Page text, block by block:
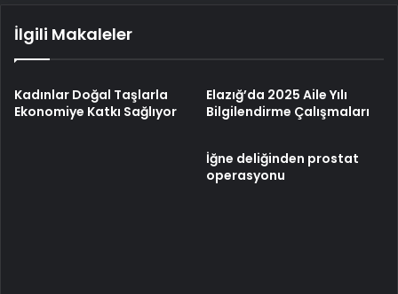
İlgili Makaleler
Kadınlar Doğal Taşlarla
Ekonomiye Katkı Sağlıyor
Elazığ’da 2025 Aile Yılı
Bilgilendirme Çalışmaları
İğne deliğinden prostat
operasyonu